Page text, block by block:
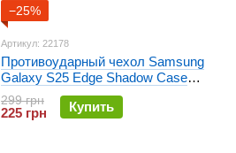
−25%
Артикул: 22178
Противоударный чехол Samsung
Galaxy S25 Edge Shadow Case
(camera protection) Черный
299 грн
225 грн Купить